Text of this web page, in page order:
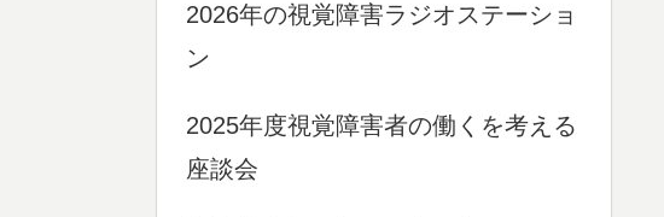
2026年の視覚障害ラジオステーショ
ン
2025年度視覚障害者の働くを考える
座談会